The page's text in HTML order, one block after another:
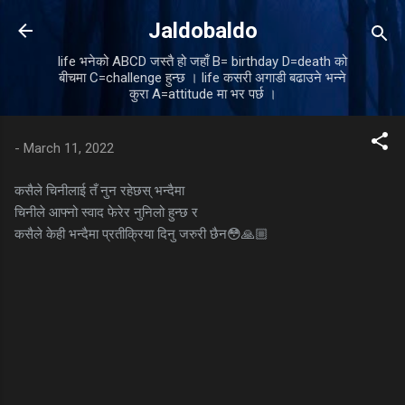
Skip to main content
Jaldobaldo
life भनेको ABCD जस्तै हो जहाँ B= birthday D=death को
बीचमा C=challenge हुन्छ । life कसरी अगाडी बढाउने भन्ने
कुरा A=attitude मा भर पर्छ ।
- March 11, 2022
कसैले चिनीलाई तँ नुन रहेछस् भन्दैमा
चिनीले आफ्नो स्वाद फेरेर नुनिलो हुन्छ र
कसैले केही भन्दैमा प्रतीक्रिया दिनु जरुरी छैन😳🙏🏼